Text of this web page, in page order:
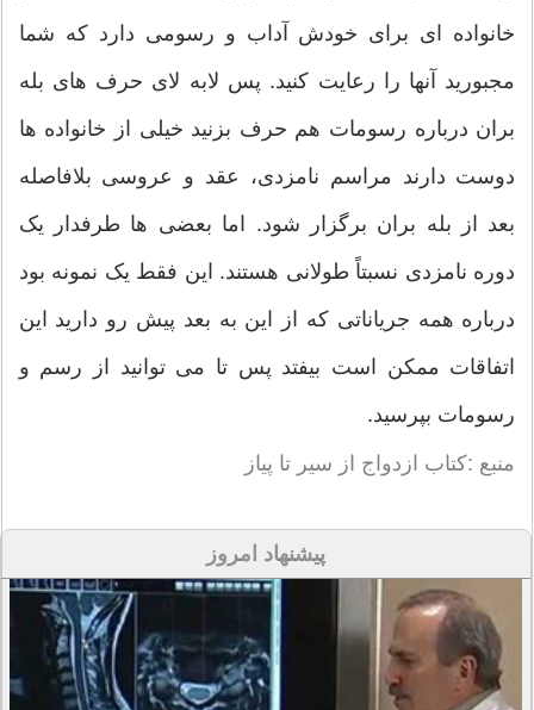
خانواده ای برای خودش آداب و رسومی دارد که شما
مجبورید آنها را رعایت کنید. پس لابه لای حرف های بله
بران درباره رسومات هم حرف بزنید خیلی از خانواده ها
دوست دارند مراسم نامزدی، عقد و عروسی بلافاصله
بعد از بله بران برگزار شود. اما بعضی ها طرفدار یک
دوره نامزدی نسبتاً طولانی هستند. این فقط یک نمونه بود
درباره همه جریاناتی که از این به بعد پیش رو دارید این
اتفاقات ممکن است بیفتد پس تا می توانید از رسم و
رسومات بپرسید.
منبع :کتاب ازدواج از سیر تا پیاز
پیشنهاد امروز